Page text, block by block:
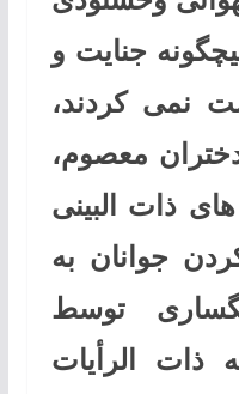
جنایت و
نمی کردند،
معصوم،
ذات البینی
جوانان به
توسط
ذات الرأيات